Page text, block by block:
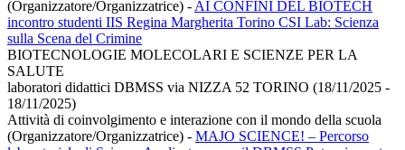
(Organizzatore/Organizzatrice) - AI CONFINI DEL BIOTECH
incontro studenti IIS Regina Margherita Torino CSI Lab: Scienza
sulla Scena del Crimine
BIOTECNOLOGIE MOLECOLARI E SCIENZE PER LA
SALUTE
laboratori didattici DBMSS via NIZZA 52 TORINO (18/11/2025 -
18/11/2025)
Attività di coinvolgimento e interazione con il mondo della scuola
(Organizzatore/Organizzatrice) - MAJO SCIENCE! – Percorso